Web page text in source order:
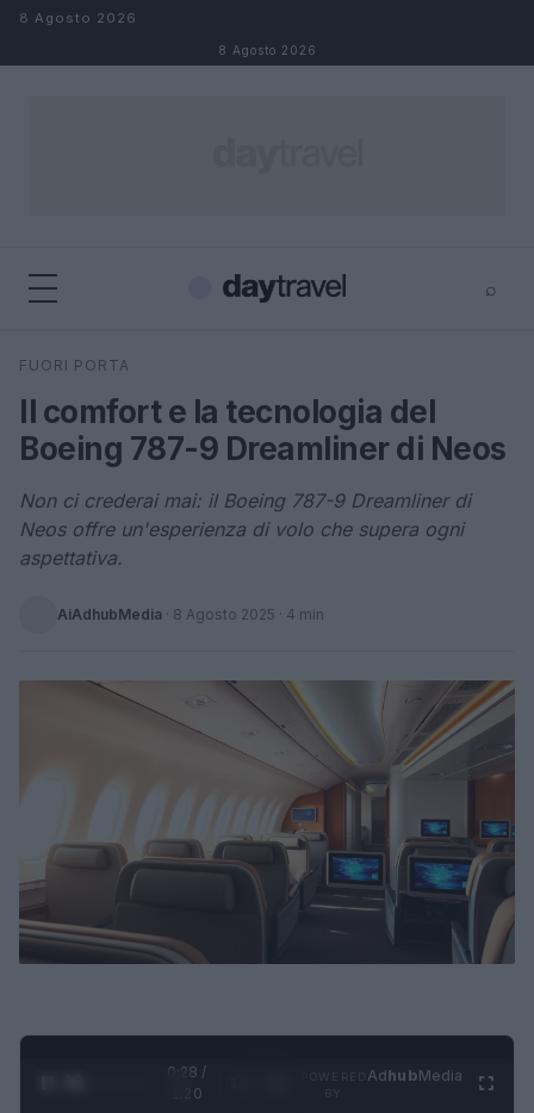
Salta al contenuto
8 Agosto 2026
8 Agosto 2026
⌕
Cerca
FUORI PORTA
Il comfort e la tecnologia del
Boeing 787-9 Dreamliner di Neos
Non ci crederai mai: il Boeing 787-9 Dreamliner di
Neos offre un'esperienza di volo che supera ogni
aspettativa.
AiAdhubMedia · 8 Agosto 2025 · 4 min
0:29 /
1:20
AdhubMedia